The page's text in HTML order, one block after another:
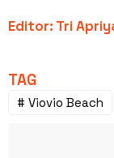
Editor: Tri
TAG
# Viovio Beach